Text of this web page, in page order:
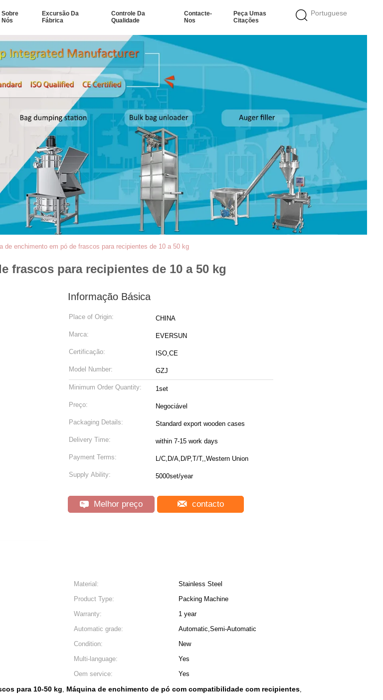
Portuguese
Sobre
Nós
Excursão Da
Fábrica
Controle Da
Qualidade
Contacte-
Nos
Peça Umas
Citações
de enchimento em pó de frascos para recipientes de 10 a 50 kg
frascos para recipientes de 10 a 50 kg
Informação Básica
Place of Origin: CHINA
Marca: EVERSUN
Certificação: ISO,CE
Model Number: GZJ
Minimum Order Quantity: 1set
Preço: Negociável
Packaging Details: Standard export wooden cases
Delivery Time: within 7-15 work days
Payment Terms: L/C,D/A,D/P,T/T,,Western Union
Supply Ability: 5000set/year
Melhor preço contacto
Material:
Stainless Steel
Product Type:
Packing Machine
Warranty:
1 year
Automatic grade:
Automatic,Semi-Automatic
Condition:
New
Multi-language:
Yes
Oem service:
Yes
para 10-50 kg, Máquina de enchimento de pó com compatibilidade com recipientes,